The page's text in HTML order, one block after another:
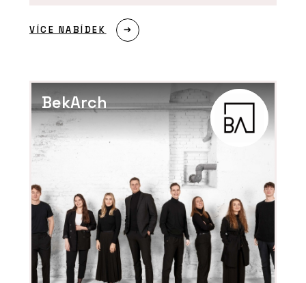
z HINTONu o betonu, kreativitě a práci
s architekty
ČLÁNKY
„Stavíme na hraně možností. Parcely
VÍCE NABÍDEK
BekArch